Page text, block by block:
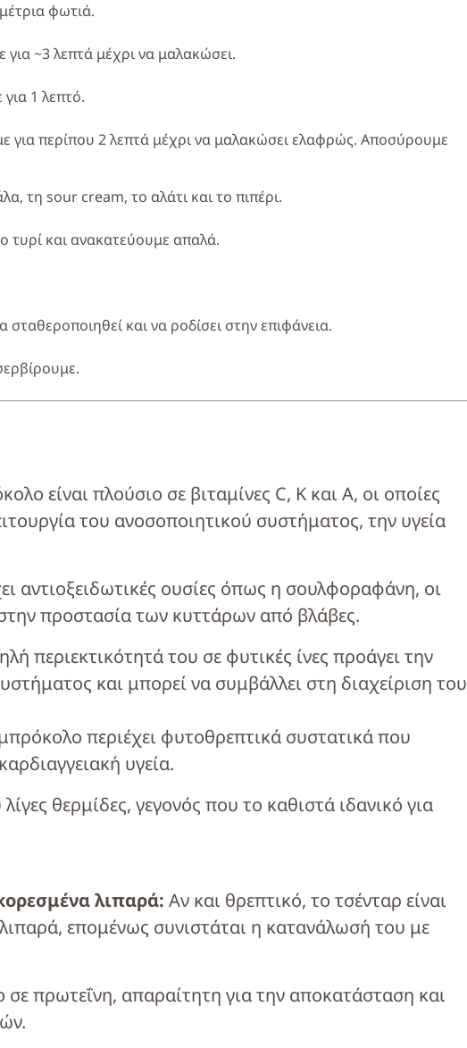
φωτιά.
~3 λεπτά μέχρι να μαλακώσει.
1 λεπτό.
περίπου 2 λεπτά μέχρι να μαλακώσει ελαφρώς. Αποσύρουμε
τη sour cream, το αλάτι και το πιπέρι.
τυρί και ανακατεύουμε απαλά.
και να ροδίσει στην επιφάνεια.
είναι πλούσιο σε βιταμίνες C, K και A, οι οποίες
του ανοσοποιητικού συστήματος, την υγεία
αντιοξειδωτικές ουσίες όπως η σουλφοραφάνη, οι
προστασία των κυττάρων από βλάβες.
περιεκτικότητά του σε φυτικές ίνες προάγει την
και μπορεί να συμβάλλει στη διαχείριση του
περιέχει φυτοθρεπτικά συστατικά που
υγεία.
θερμίδες, γεγονός που το καθιστά ιδανικό για
λιπαρά: Αν και θρεπτικό, το τσένταρ είναι
επομένως συνιστάται η κατανάλωσή του με
σε πρωτεΐνη, απαραίτητη για την αποκατάσταση και